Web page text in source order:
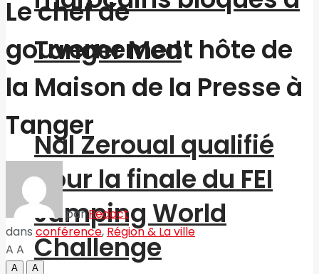
Nal Zeroual qualifié
pour la finale du FEI
Jumping World
Challenge
Tanger Med
Le chef de
gouvernement hôte de
la Maison de la Presse à
Tanger
parRedact
dans conférence, Région & La ville
A A
A
A